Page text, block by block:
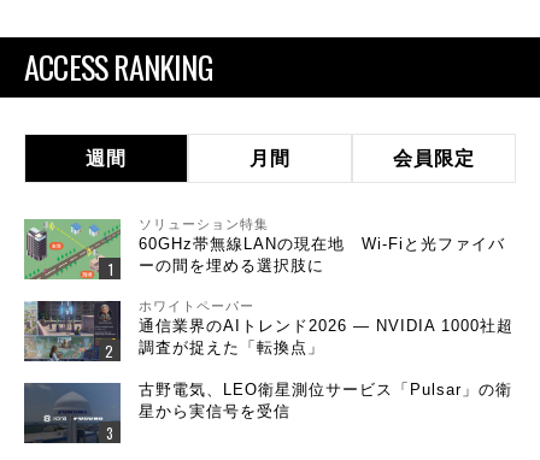
ACCESS RANKING
週間 月間 会員限定
ソリューション特集
60GHz帯無線LANの現在地 Wi-Fiと光ファイバ
ーの間を埋める選択肢に
ホワイトペーパー
通信業界のAIトレンド2026 ― NVIDIA 1000社超
調査が捉えた「転換点」
古野電気、LEO衛星測位サービス「Pulsar」の衛
星から実信号を受信